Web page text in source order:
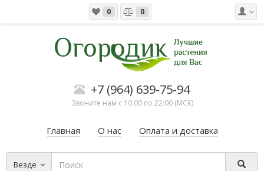
0 0
+7 (964) 639-75-94
Звоните нам с 10:00 по 22:00 (МСК)
Главная О нас Оплата и доставка
Везде